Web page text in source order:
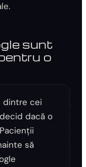
sunt
o
dintre cei
dacă o
să